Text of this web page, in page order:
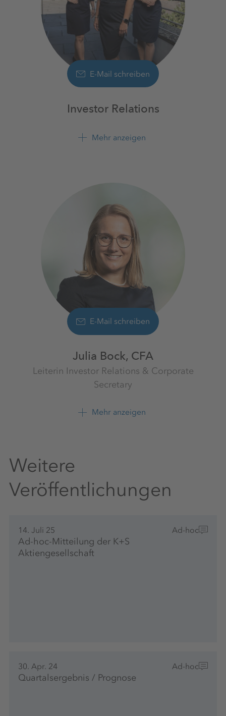
E-Mail schreiben
Investor Relations
+49 561 9301 1100
Mehr anzeigen
E-Mail schreiben
Julia Bock, CFA
Leiterin Investor Relations & Corporate
Secretary
Investor Relations K+S Aktiengesellschaft
Mehr anzeigen
Weitere
Veröffentlichungen
14. Juli 25 Ad-hoc
Ad-hoc-Mitteilung der K+S
Aktiengesellschaft
30. Apr. 24 Ad-hoc
Quartalsergebnis / Prognose